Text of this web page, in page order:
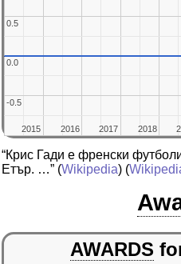
2015
2015 2016
2016 2017
2017 2018
2018
-0.5
-0.5
0.0
0.0
0.5
0.5
“Крис Гади е френски
Етър. …” (Wikipedia) (
AWARDS